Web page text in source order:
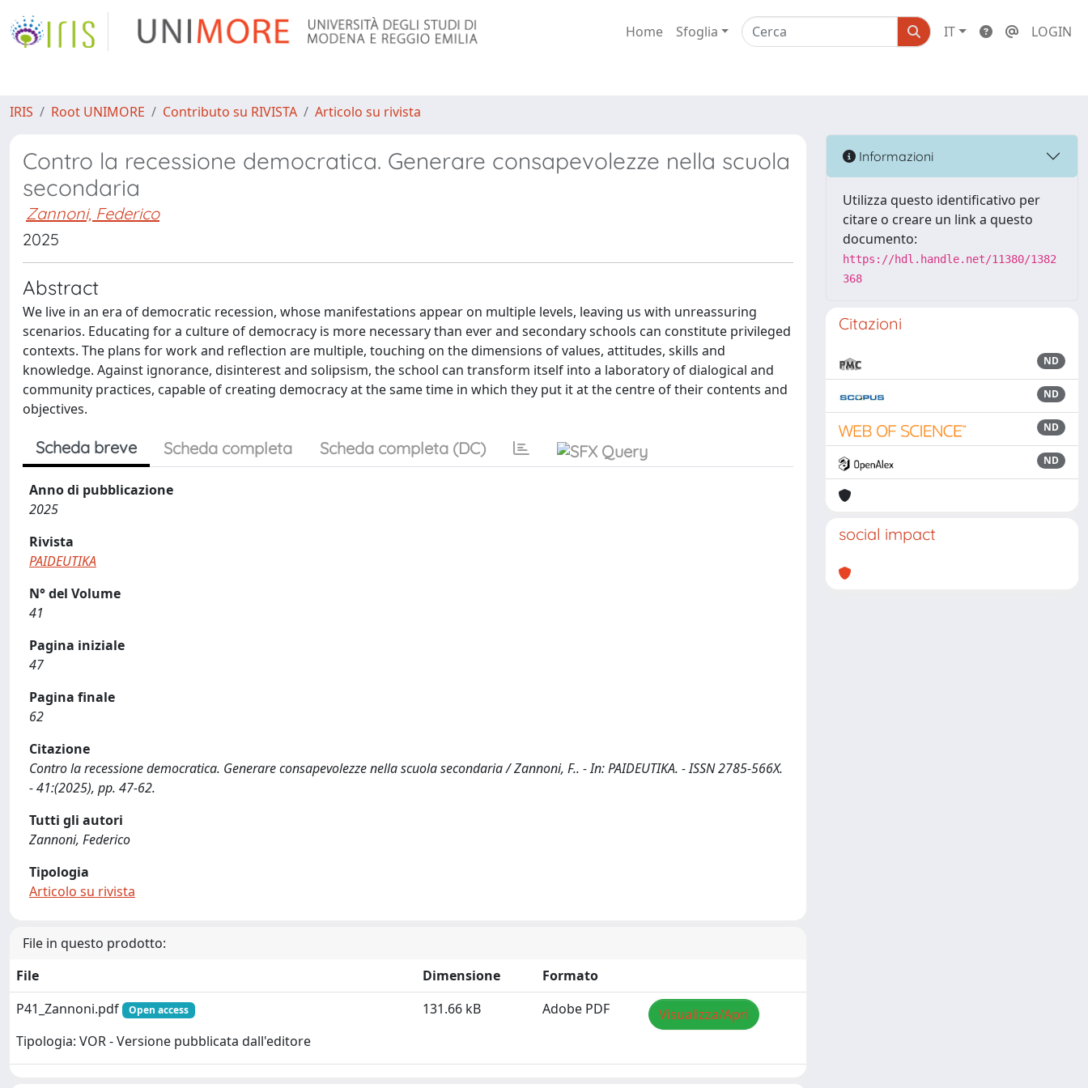
Home Sfoglia IT LOGIN
IRIS Root UNIMORE Contributo su RIVISTA Articolo su rivista
Contro la recessione democratica. Generare consapevolezze nella scuola
secondaria
Zannoni, Federico
2025
Abstract
We live in an era of democratic recession, whose manifestations appear on multiple levels, leaving us with unreassuring
scenarios. Educating for a culture of democracy is more necessary than ever and secondary schools can constitute privileged
contexts. The plans for work and reflection are multiple, touching on the dimensions of values, attitudes, skills and
knowledge. Against ignorance, disinterest and solipsism, the school can transform itself into a laboratory of dialogical and
community practices, capable of creating democracy at the same time in which they put it at the centre of their contents and
objectives.
Scheda breve Scheda completa Scheda completa (DC)
Anno di pubblicazione
2025
Rivista
PAIDEUTIKA
N° del Volume
41
Pagina iniziale
47
Pagina finale
62
Citazione
Contro la recessione democratica. Generare consapevolezze nella scuola secondaria / Zannoni, F.. - In: PAIDEUTIKA. - ISSN 2785-566X.
- 41:(2025), pp. 47-62.
Tutti gli autori
Zannoni, Federico
Tipologia
Articolo su rivista
File in questo prodotto:
File
Dimensione
Formato
P41_Zannoni.pdf
Open access
Tipologia: VOR - Versione pubblicata dall'editore
131.66 kB Adobe PDF Visualizza/Apri
Informazioni
Utilizza questo identificativo per
citare o creare un link a questo
documento:
https://hdl.handle.net/11380/1382
368
Citazioni
ND
ND
ND
ND
social impact